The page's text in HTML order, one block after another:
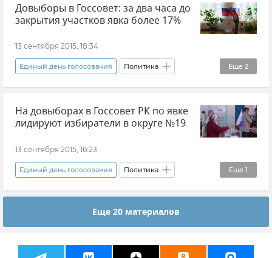
Довыборы в Госсовет: за два часа до
закрытия участков явка более 17%
13 сентября 2015, 18:34
Еще 2
Единый день голосования Политика
Новости Общество
На довыборах в Госсовет РК по явке
лидируют избиратели в округе №19
13 сентября 2015, 16:23
Еще 1
Единый день голосования Политика
Новости
Еще 20 материалов